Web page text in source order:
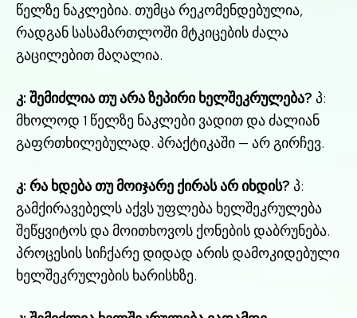
წელზე ნაკლებია. თუმცა რეკომენდებულია,
რადგან სასამართლოში მტკიცების ძალა
გაცილებით მაღალია.
კ: შემიძლია თუ არა ზეპირი ხელშეკრულება? პ:
მხოლოდ 1 წელზე ნაკლები ვადით და ძალიან
გაფრთხილებულად. პრაქტიკაში — არ გირჩევ.
კ: რა ხდება თუ მოიჯარე ქირას არ იხდის? პ:
გამქირავებელს აქვს უფლება ხელშეკრულება
შეწყვიტოს და მოითხოვოს ქონების დაბრუნება.
პროცესის სიჩქარე დიდად არის დამოკიდებული
ხელშეკრულების ხარისხზე.